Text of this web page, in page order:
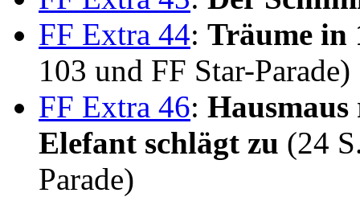
FF Extra 44: Träume in
103 und FF Star-Parade)
FF Extra 46:
Elefant schlägt zu (24
Parade)